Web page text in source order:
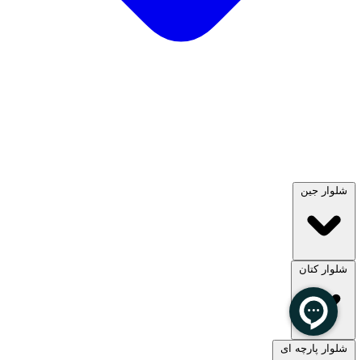
شلوار جین
مشاهده همه
شلوار کتان
شلوار پارچه ای